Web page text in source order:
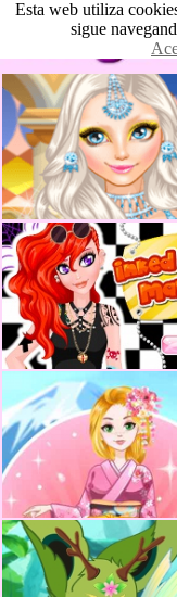
Esta web utiliza
sigue